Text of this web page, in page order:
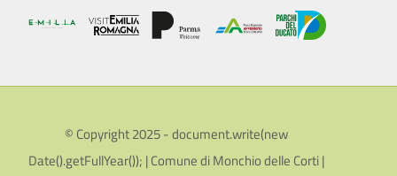
© Copyright 2025 - document.write(new
Date().getFullYear()); | Comune di Monchio delle Corti |